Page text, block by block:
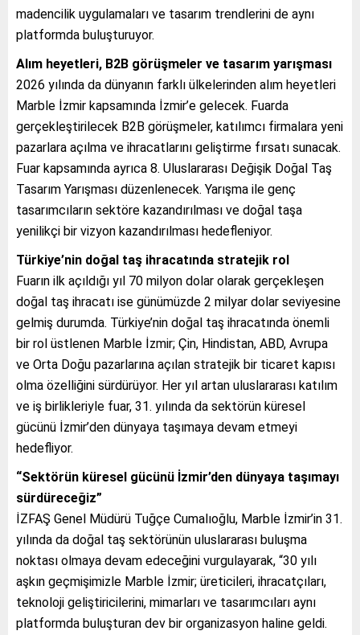
madencilik uygulamaları ve tasarım trendlerini de aynı
platformda buluşturuyor.
Alım heyetleri, B2B görüşmeler ve tasarım yarışması
2026 yılında da dünyanın farklı ülkelerinden alım heyetleri
Marble İzmir kapsamında İzmir’e gelecek. Fuarda
gerçekleştirilecek B2B görüşmeler, katılımcı firmalara yeni
pazarlara açılma ve ihracatlarını geliştirme fırsatı sunacak.
Fuar kapsamında ayrıca 8. Uluslararası Değişik Doğal Taş
Tasarım Yarışması düzenlenecek. Yarışma ile genç
tasarımcıların sektöre kazandırılması ve doğal taşa
yenilikçi bir vizyon kazandırılması hedefleniyor.
Türkiye’nin doğal taş ihracatında stratejik rol
Fuarın ilk açıldığı yıl 70 milyon dolar olarak gerçekleşen
doğal taş ihracatı ise günümüzde 2 milyar dolar seviyesine
gelmiş durumda. Türkiye’nin doğal taş ihracatında önemli
bir rol üstlenen Marble İzmir; Çin, Hindistan, ABD, Avrupa
ve Orta Doğu pazarlarına açılan stratejik bir ticaret kapısı
olma özelliğini sürdürüyor. Her yıl artan uluslararası katılım
ve iş birlikleriyle fuar, 31. yılında da sektörün küresel
gücünü İzmir’den dünyaya taşımaya devam etmeyi
hedefliyor.
“Sektörün küresel gücünü İzmir’den dünyaya taşımayı
sürdüreceğiz”
İZFAŞ Genel Müdürü Tuğçe Cumalıoğlu, Marble İzmir’in 31.
yılında da doğal taş sektörünün uluslararası buluşma
noktası olmaya devam edeceğini vurgulayarak, “30 yılı
aşkın geçmişimizle Marble İzmir; üreticileri, ihracatçıları,
teknoloji geliştiricilerini, mimarları ve tasarımcıları aynı
platformda buluşturan dev bir organizasyon haline geldi.